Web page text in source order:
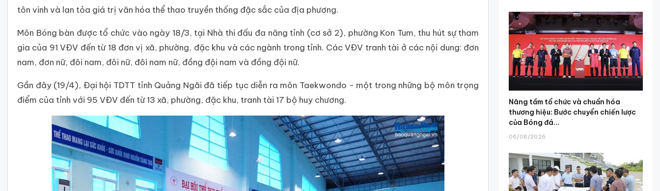
tôn vinh và lan tỏa giá trị văn hóa thể thao truyền thống đặc sắc của địa phương.
Môn Bóng bàn được tổ chức vào ngày 18/3, tại Nhà thi đấu đa năng tỉnh (cơ sở 2), phường Kon Tum, thu hút sự tham
gia của 91 VĐV đến từ 18 đơn vị xã, phường, đặc khu và các ngành trong tỉnh. Các VĐV tranh tài ở các nội dung: đơn
nam, đơn nữ, đôi nam, đôi nữ, đôi nam nữ, đồng đội nam và đồng đội nữ.
Gần đây (19/4), Đại hội TDTT tỉnh Quảng Ngãi đã tiếp tục diễn ra môn Taekwondo - một trong những bộ môn trọng
điểm của tỉnh với 95 VĐV đến từ 13 xã, phường, đặc khu, tranh tài 17 bộ huy chương.
Nâng tầm tổ chức và chuẩn hóa
thương hiệu: Bước chuyển chiến lược
của Bóng đá...
06/08/2026